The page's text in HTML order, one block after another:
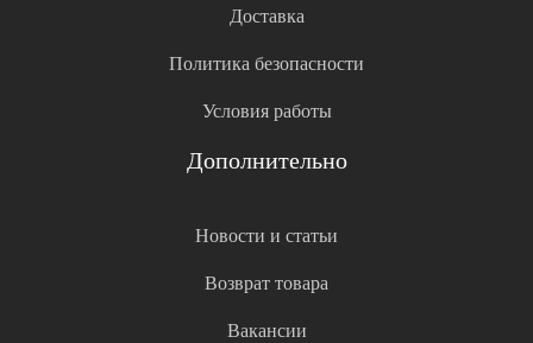
Доставка
Политика безопасности
Условия работы
Дополнительно
Новости и статьи
Возврат товара
Вакансии